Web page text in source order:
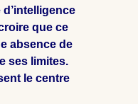
que ce
absence de
ses limites.
le centre